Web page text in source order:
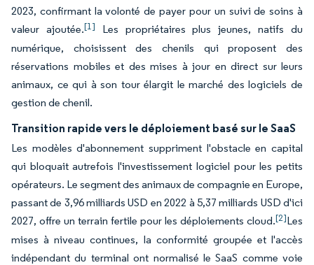
2023, confirmant la volonté de payer pour un suivi de soins à
valeur ajoutée.[1]
Les propriétaires plus jeunes, natifs du
numérique, choisissent des chenils qui proposent des
réservations mobiles et des mises à jour en direct sur leurs
animaux, ce qui à son tour élargit le marché des logiciels de
gestion de chenil.
Transition rapide vers le déploiement basé sur le SaaS
Les modèles d'abonnement suppriment l'obstacle en capital
qui bloquait autrefois l'investissement logiciel pour les petits
opérateurs. Le segment des animaux de compagnie en Europe,
passant de 3,96 milliards USD en 2022 à 5,37 milliards USD d'ici
2027, offre un terrain fertile pour les déploiements cloud.[2]Les
mises à niveau continues, la conformité groupée et l'accès
indépendant du terminal ont normalisé le SaaS comme voie